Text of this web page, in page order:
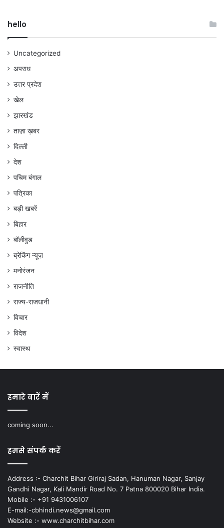
hello
Uncategorized
अपराध
उत्तर प्रदेश
खेल
झारखंड
ताज़ा ख़बर
दिल्ली
देश
पचिम बंगाल
पत्रिका
बड़ी खबरें
बिहार
बॉलीवुड
ब्रेकिंग न्यूज़
मनोरंजन
राजनीति
राज्य-राजधानी
विचार
विदेश
स्वास्थ
हमारे बारें में
coming soon...
हमसे संपर्क करें
Address :- Charchit Bihar Giriraj Sadan, Hanuman Nagar, Sanjay
Gandhi Nagar, Kali Mandir Road No. 7 Patna 800020 Bihar India.
Mobile :- +91 9431006107
E-mail:-cbhindi.news@gmail.com
Website :- www.charchitbihar.com